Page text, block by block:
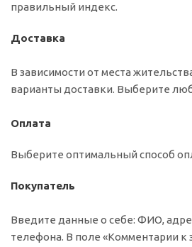
правильный индекс.
Доставка
В зависимости от места
варианты доставки. Выберите
Оплата
Выберите оптимальный способ
Покупатель
Введите данные о себе: ФИО,
телефона. В поле «Комментарии к